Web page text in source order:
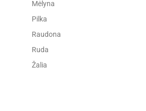
Mėlyna
Pilka
Raudona
Ruda
Žalia